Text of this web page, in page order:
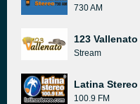
730 AM
123 Vallenato
Stream
Latina Stereo
100.9 FM